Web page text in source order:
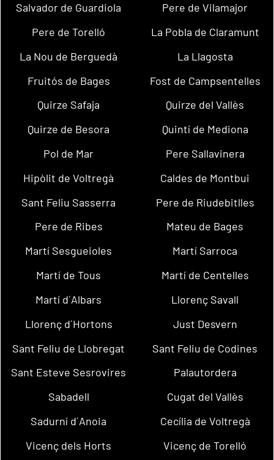
Salvador de Guardiola
Pere de Vilamajor
Pere de Torelló
La Pobla de Claramunt
La Nou de Berguedà
La Llagosta
Fruitós de Bages
Fost de Campsentelles
Quirze Safaja
Quirze del Vallès
Quirze de Besora
Quintí de Mediona
Pol de Mar
Pere Sallavinera
Hipòlit de Voltregà
Caldes de Montbui
Sant Feliu Sasserra
Pere de Riudebitlles
Pere de Ribes
Mateu de Bages
Martí Sesgueioles
Martí Sarroca
Martí de Tous
Martí de Centelles
Martí d´Albars
Llorenç Savall
Llorenç d´Hortons
Just Desvern
Sant Feliu de Llobregat
Sant Feliu de Codines
Sant Esteve Sesrovires
Palautordera
Sabadell
Cugat del Vallès
Sadurní d´Anoia
Cecília de Voltregà
Vicenç dels Horts
Vicenç de Torelló